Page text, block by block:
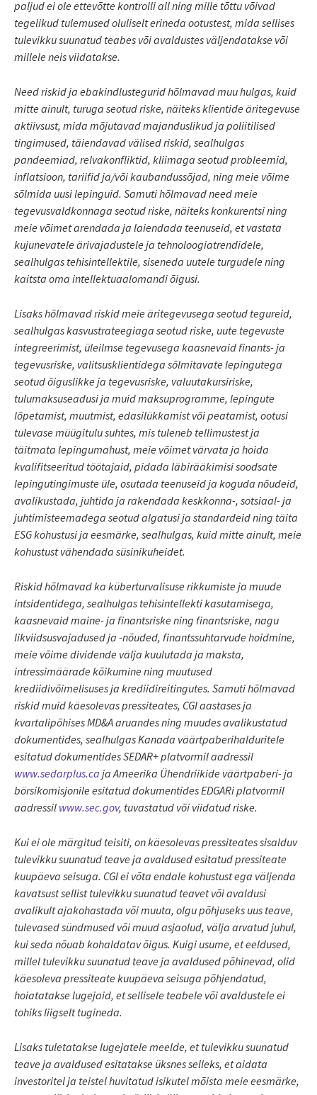
paljud ei ole ettevõtte kontrolli all ning mille tõttu võivad
tegelikud tulemused oluliselt erineda ootustest, mida sellises
tulevikku suunatud teabes või avaldustes väljendatakse või
millele neis viidatakse.
Need riskid ja ebakindlustegurid hõlmavad muu hulgas, kuid
mitte ainult, turuga seotud riske, näiteks klientide äritegevuse
aktiivsust, mida mõjutavad majanduslikud ja poliitilised
tingimused, täiendavad välised riskid, sealhulgas
pandeemiad, relvakonfliktid, kliimaga seotud probleemid,
inflatsioon, tariifid ja/või kaubandussõjad, ning meie võime
sõlmida uusi lepinguid. Samuti hõlmavad need meie
tegevusvaldkonnaga seotud riske, näiteks konkurentsi ning
meie võimet arendada ja laiendada teenuseid, et vastata
kujunevatele ärivajadustele ja tehnoloogiatrendidele,
sealhulgas tehisintellektile, siseneda uutele turgudele ning
kaitsta oma intellektuaalomandi õigusi.
Lisaks hõlmavad riskid meie äritegevusega seotud tegureid,
sealhulgas kasvustrateegiaga seotud riske, uute tegevuste
integreerimist, üleilmse tegevusega kaasnevaid finants- ja
tegevusriske, valitsusklientidega sõlmitavate lepingutega
seotud õiguslikke ja tegevusriske, valuutakursiriske,
tulumaksuseadusi ja muid maksuprogramme, lepingute
lõpetamist, muutmist, edasilükkamist või peatamist, ootusi
tulevase müügitulu suhtes, mis tuleneb tellimustest ja
täitmata lepingumahust, meie võimet värvata ja hoida
kvalifitseeritud töötajaid, pidada läbirääkimisi soodsate
lepingutingimuste üle, osutada teenuseid ja koguda nõudeid,
avalikustada, juhtida ja rakendada keskkonna-, sotsiaal- ja
juhtimisteemadega seotud algatusi ja standardeid ning täita
ESG kohustusi ja eesmärke, sealhulgas, kuid mitte ainult, meie
kohustust vähendada süsinikuheidet.
Riskid hõlmavad ka küberturvalisuse rikkumiste ja muude
intsidentidega, sealhulgas tehisintellekti kasutamisega,
kaasnevaid maine- ja finantsriske ning finantsriske, nagu
likviidsusvajadused ja -nõuded, finantssuhtarvude hoidmine,
meie võime dividende välja kuulutada ja maksta,
intressimäärade kõikumine ning muutused
krediidivõimelisuses ja krediidireitingutes. Samuti hõlmavad
riskid muid käesolevas pressiteates, CGI aastases ja
kvartalipõhises MD&A aruandes ning muudes avalikustatud
dokumentides, sealhulgas Kanada väärtpaberihalduritele
esitatud dokumentides SEDAR+ platvormil aadressil
www.sedarplus.ca ja Ameerika Ühendriikide väärtpaberi- ja
börsikomisjonile esitatud dokumentides EDGARi platvormil
aadressil www.sec.gov, tuvastatud või viidatud riske.
Kui ei ole märgitud teisiti, on käesolevas pressiteates sisalduv
tulevikku suunatud teave ja avaldused esitatud pressiteate
kuupäeva seisuga. CGI ei võta endale kohustust ega väljenda
kavatsust sellist tulevikku suunatud teavet või avaldusi
avalikult ajakohastada või muuta, olgu põhjuseks uus teave,
tulevased sündmused või muud asjaolud, välja arvatud juhul,
kui seda nõuab kohaldatav õigus. Kuigi usume, et eeldused,
millel tulevikku suunatud teave ja avaldused põhinevad, olid
käesoleva pressiteate kuupäeva seisuga põhjendatud,
hoiatatakse lugejaid, et sellisele teabele või avaldustele ei
tohiks liigselt tugineda.
Lisaks tuletatakse lugejatele meelde, et tulevikku suunatud
teave ja avaldused esitatakse üksnes selleks, et aidata
investoritel ja teistel huvitatud isikutel mõista meie eesmärke,